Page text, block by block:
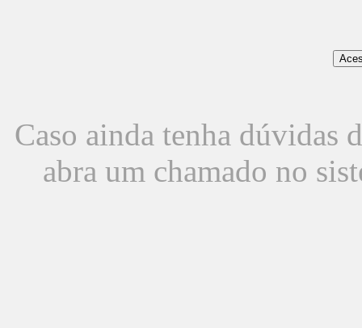
Caso ainda tenha dúvidas
abra um chamado no